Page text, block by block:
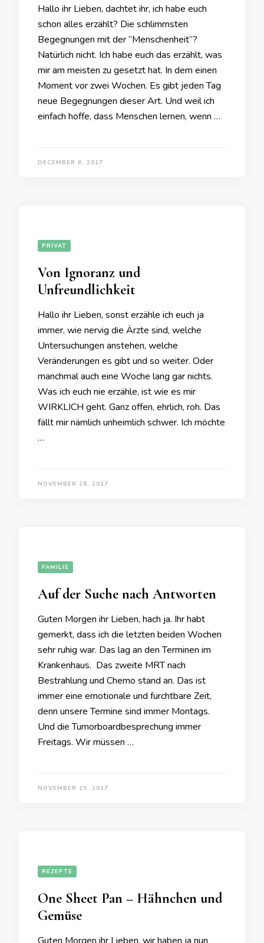
Hallo ihr Lieben, dachtet ihr, ich habe euch
schon alles erzählt? Die schlimmsten
Begegnungen mit der “Menschenheit”?
Natürlich nicht. Ich habe euch das erzählt, was
mir am meisten zu gesetzt hat. In dem einen
Moment vor zwei Wochen. Es gibt jeden Tag
neue Begegnungen dieser Art. Und weil ich
einfach hoffe, dass Menschen lernen, wenn …
DECEMBER 6, 2017
PRIVAT
Von Ignoranz und
Unfreundlichkeit
Hallo ihr Lieben, sonst erzähle ich euch ja
immer, wie nervig die Ärzte sind, welche
Untersuchungen anstehen, welche
Veränderungen es gibt und so weiter. Oder
manchmal auch eine Woche lang gar nichts.
Was ich euch nie erzähle, ist wie es mir
WIRKLICH geht. Ganz offen, ehrlich, roh. Das
fällt mir nämlich unheimlich schwer. Ich möchte
…
NOVEMBER 28, 2017
FAMILIE
Auf der Suche nach Antworten
Guten Morgen ihr Lieben, hach ja. Ihr habt
gemerkt, dass ich die letzten beiden Wochen
sehr ruhig war. Das lag an den Terminen im
Krankenhaus. Das zweite MRT nach
Bestrahlung und Chemo stand an. Das ist
immer eine emotionale und furchtbare Zeit,
denn unsere Termine sind immer Montags.
Und die Tumorboardbesprechung immer
Freitags. Wir müssen …
NOVEMBER 15, 2017
REZEPTE
One Sheet Pan – Hähnchen und
Gemüse